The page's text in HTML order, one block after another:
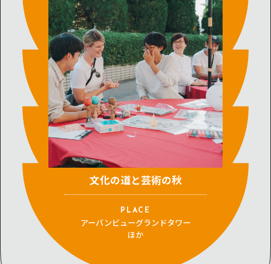
文化の道と芸術の秋
PLACE
アーバンビューグランドタワー
ほか